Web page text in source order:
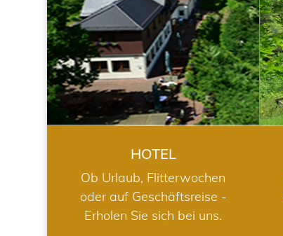
HOTEL
Ob Urlaub, Flitterwochen
oder auf Geschäftsreise -
Erholen Sie sich bei uns.